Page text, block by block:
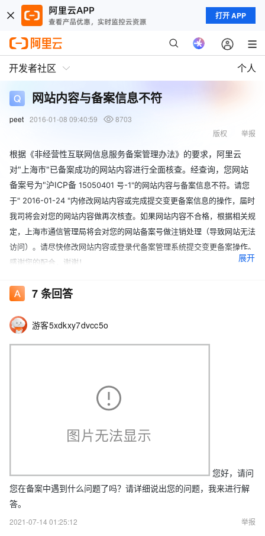
打开 APP
开发者社区 个人
网站内容与备案信息不符
peet 2016-01-08 09:40:59
8703
举报
版权
根据《非经营性互联网信息服务备案管理办法》的要求，阿里云
对"上海市"已备案成功的网站内容进行全面核查。经查询，您网站
备案号为"沪ICP备 15050401 号-1"的网站内容与备案信息不符。请您
于" 2016-01-24 "内修改网站内容或完成提交变更备案信息的操作，届时
我司将会对您的网站内容做再次核查。如果网站内容不合格，根据相关规
定，上海市通信管理局将会对您的网站备案号做注销处理（导致网站无法
访问）。请尽快修改网站内容或登录代备案管理系统提交变更备案操作。
感谢您的配合，谢谢！
请指点，谢谢了。
展开
7条回答
游客5xdkxy7dvcc5o
您好，请问
您在备案中遇到什么问题了吗？请详细说出您的问题，我来进行解
答。
2021-07-14 01:25:12
举报